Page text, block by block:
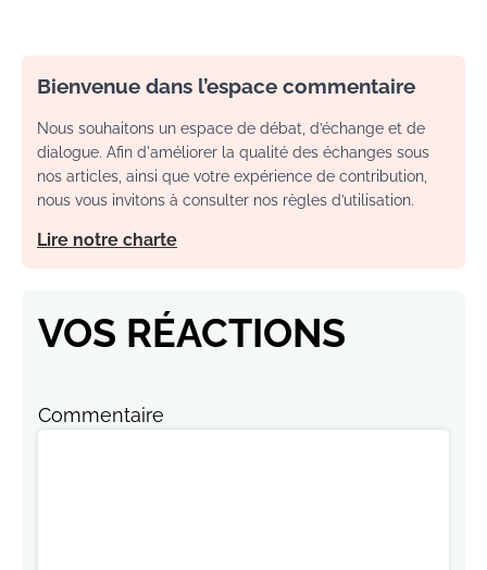
Bienvenue dans l’espace commentaire
Nous souhaitons un espace de débat, d’échange et de
dialogue. Afin d'améliorer la qualité des échanges sous
nos articles, ainsi que votre expérience de contribution,
nous vous invitons à consulter nos règles d’utilisation.
Lire notre charte
VOS RÉACTIONS
Commentaire